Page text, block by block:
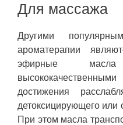
Для массажа
Другими
ароматерапии
эфирные
достижения
детоксицирующего
При этом масла